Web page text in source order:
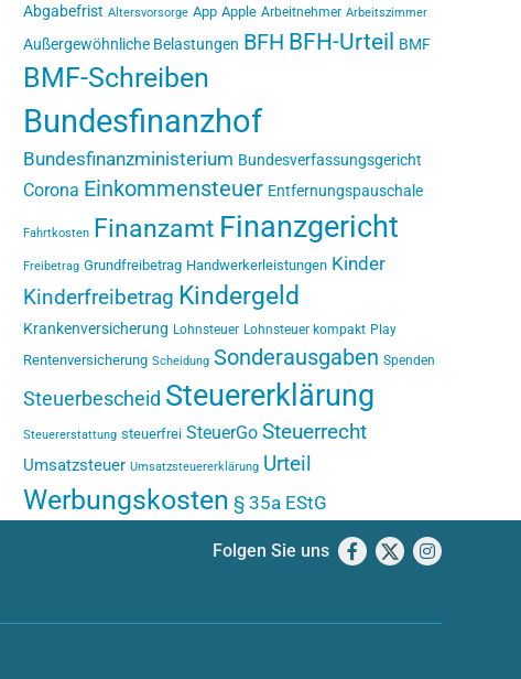
Abgabefrist Altersvorsorge App Apple Arbeitnehmer Arbeitszimmer
Außergewöhnliche Belastungen BFH BFH-Urteil BMF
BMF-Schreiben
Bundesfinanzhof
Bundesfinanzministerium Bundesverfassungsgericht
Corona Einkommensteuer Entfernungspauschale
Fahrtkosten Finanzamt Finanzgericht
Freibetrag Grundfreibetrag Handwerkerleistungen Kinder
Kinderfreibetrag Kindergeld
Krankenversicherung Lohnsteuer Lohnsteuer kompakt Play
Rentenversicherung Scheidung Sonderausgaben Spenden
Steuerbescheid Steuererklärung
Steuererstattung steuerfrei SteuerGo Steuerrecht
Umsatzsteuer Umsatzsteuererklärung Urteil
Werbungskosten § 35a EStG
Folgen Sie uns Facebook
X Instagram